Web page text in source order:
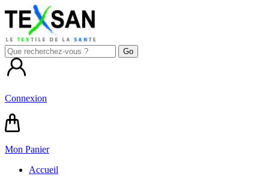
Connexion
Mon Panier
Accueil